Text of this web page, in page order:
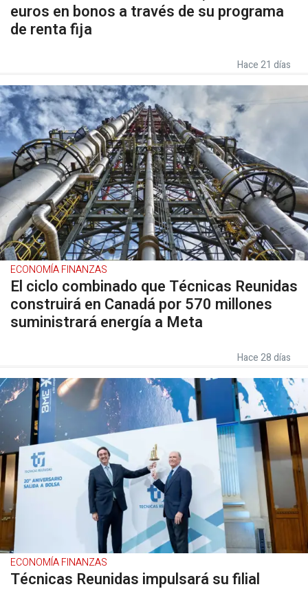
euros en bonos a través de su programa
de renta fija
Hace 21 días
ECONOMÍA FINANZAS
El ciclo combinado que Técnicas Reunidas
construirá en Canadá por 570 millones
suministrará energía a Meta
Hace 28 días
ECONOMÍA FINANZAS
Técnicas Reunidas impulsará su filial